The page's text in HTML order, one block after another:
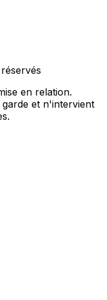
en relation.
et n'intervient